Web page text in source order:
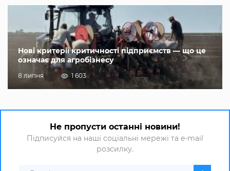
Нові критерії критичності підприємств — що це
означає для агробізнесу
8 липня 1 603
Не пропусти останні новини!
Підписуйся на наші соціальні мережі та e-mail
розсилку.